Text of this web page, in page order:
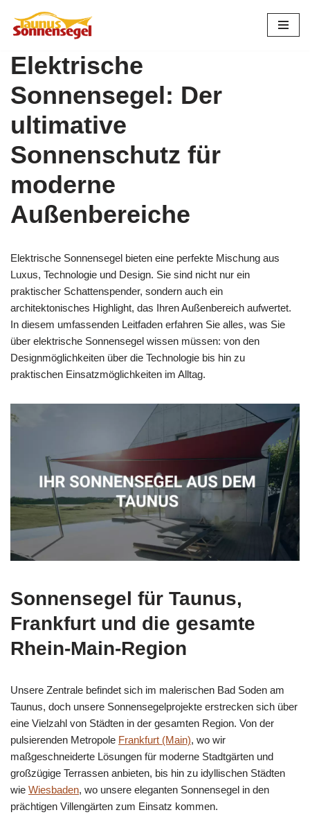
Zum
Inhalt
springen
Elektrische
Sonnensegel: Der
ultimative
Sonnenschutz für
moderne
Außenbereiche
Elektrische Sonnensegel bieten eine perfekte Mischung aus
Luxus, Technologie und Design. Sie sind nicht nur ein
praktischer Schattenspender, sondern auch ein
architektonisches Highlight, das Ihren Außenbereich aufwertet.
In diesem umfassenden Leitfaden erfahren Sie alles, was Sie
über elektrische Sonnensegel wissen müssen: von den
Designmöglichkeiten über die Technologie bis hin zu
praktischen Einsatzmöglichkeiten im Alltag.
Sonnensegel für Taunus,
Frankfurt und die gesamte
Rhein-Main-Region
Unsere Zentrale befindet sich im malerischen Bad Soden am
Taunus, doch unsere Sonnensegelprojekte erstrecken sich über
eine Vielzahl von Städten in der gesamten Region. Von der
pulsierenden Metropole Frankfurt (Main), wo wir
maßgeschneiderte Lösungen für moderne Stadtgärten und
großzügige Terrassen anbieten, bis hin zu idyllischen Städten
wie Wiesbaden, wo unsere eleganten Sonnensegel in den
prächtigen Villengärten zum Einsatz kommen.